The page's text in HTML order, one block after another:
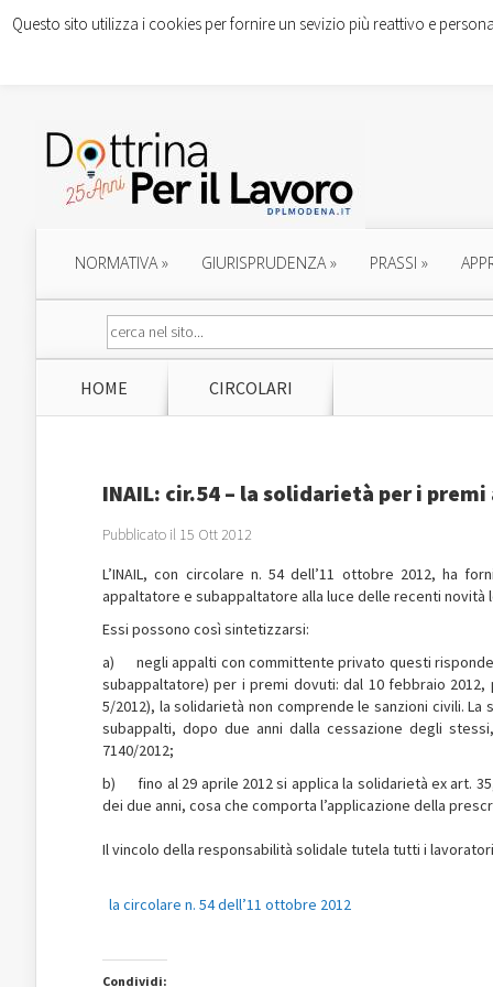
NORMATIVA» GIURISPRUDENZA» PRASSI »
HOME CIRCOLARI
INAIL: cir.54 – la solidarietà per i
Pubblicato il 15 Ott 2012
L’INAIL, con circolare n. 54 dell’11 ottobre 2012, ha
appaltatore e subappaltatore alla luce delle recenti novità
Essi possono così sintetizzarsi:
a) negli appalti con committente privato questi risponde
subappaltatore) per i premi dovuti: dal 10 febbraio
5/2012), la solidarietà non comprende le sanzioni civili.
subappalti, dopo due anni dalla cessazione degli
7140/2012;
b) fino al 29 aprile 2012 si applica la solidarietà ex art.
dei due anni, cosa che comporta l’applicazione della
Il vincolo della responsabilità solidale tutela tutti i
la circolare n. 54 dell’11 ottobre 2012
Condividi:
Questo sito utilizza i cookies per fornire un sevizio più reattivo e